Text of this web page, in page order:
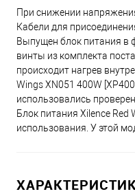
При снижении
Кабели для
Выпущен блок питания в
винты из комплекта
происходит нагрев
Wings XN051 400W
использовались
Блок питания Xilence
использования. У этой